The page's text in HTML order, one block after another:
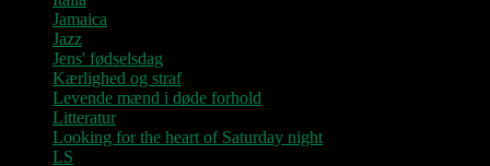
Jamaica
Jazz
Jens' fødselsdag
Kærlighed og straf
Levende mænd i døde forhold
Litteratur
Looking for the heart of Saturday night
LS